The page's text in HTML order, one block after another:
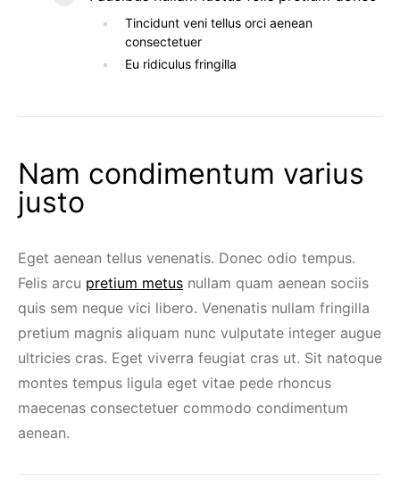
Tincidunt veni tellus orci aenean
consectetuer
Eu ridiculus fringilla
Nam condimentum varius
justo
Eget aenean tellus venenatis. Donec odio tempus.
Felis arcu pretium metus nullam quam aenean sociis
quis sem neque vici libero. Venenatis nullam fringilla
pretium magnis aliquam nunc vulputate integer augue
ultricies cras. Eget viverra feugiat cras ut. Sit natoque
montes tempus ligula eget vitae pede rhoncus
maecenas consectetuer commodo condimentum
aenean.